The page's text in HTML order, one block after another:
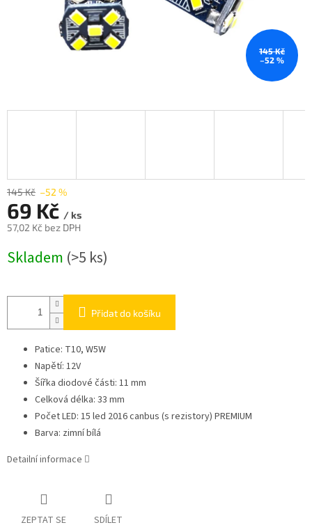
145 Kč
–52 %
145 Kč –52 %
69 Kč / ks
57,02 Kč bez DPH
cena:
Skladem (>5 ks)
Přidat do košíku
Patice: T10, W5W
Napětí: 12V
Šířka diodové části: 11 mm
Celková délka: 33 mm
Počet LED: 15 led 2016 canbus (s rezistory) PREMIUM
Barva: zimní bílá
Detailní informace
ZEPTAT SE SDÍLET